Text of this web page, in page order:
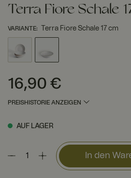
Terra Fiore Schale
VARIANTE: Terra Fiore Schale 17 cm
Preis :16,90 €
16,90 €
PREISHISTORIE ANZEIGEN
AUF LAGER
In den